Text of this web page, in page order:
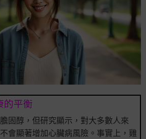
的平衡
固醇，但研究顯示，對大多數人來
會顯著增加心臟病風險。事實上，雞